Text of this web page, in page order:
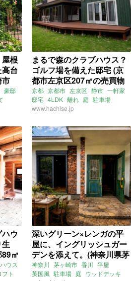
根
台
市
豪邸
まるで森のクラブハウス？
ゴルフ場を備えた邸宅 (京
都市左京区207㎡の売買物
件)
京都 京都市 左京区 静市 一軒家
邸宅 4LDK 離れ 庭 駐車場
ウッドデッキ ゴルフ場
www.hachise.jp
ウ
㎡
ウス
フト
深いグリーン×レンガの平
屋に、イングリッシュガー
デンを添えて。(神奈川県茅
ヶ崎市86㎡の売買物件)
神奈川 茅ヶ崎市 香川 平屋
英国風 駐車場 庭 ウッドデッキ